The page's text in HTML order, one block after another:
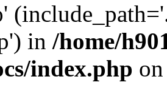
in /home/
index.php